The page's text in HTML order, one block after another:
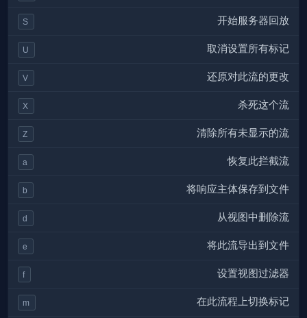
S 开始服务器回放
U 取消设置所有标记
V 还原对此流的更改
X 杀死这个流
Z 清除所有未显示的流
a 恢复此拦截流
b 将响应主体保存到文件
d 从视图中删除流
e 将此流导出到文件
f 设置视图过滤器
m 在此流程上切换标记